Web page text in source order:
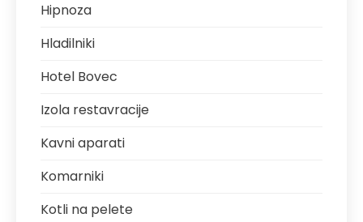
Hipnoza
Hladilniki
Hotel Bovec
Izola restavracije
Kavni aparati
Komarniki
Kotli na pelete